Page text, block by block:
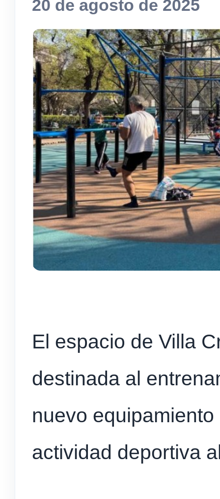
20 de agosto de 2025
El espacio de Villa
destinada al
nuevo
actividad deportiva